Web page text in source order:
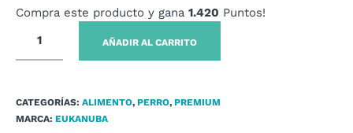
Compra este producto y gana 1.420 Puntos!
AÑADIR AL CARRITO
CATEGORÍAS: ALIMENTO, PERRO, PREMIUM
MARCA: EUKANUBA